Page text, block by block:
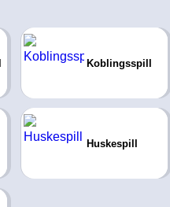
Koblingsspill
Huskespill